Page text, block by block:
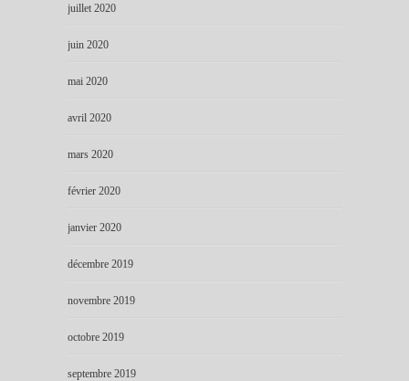
juillet 2020
juin 2020
mai 2020
avril 2020
mars 2020
février 2020
janvier 2020
décembre 2019
novembre 2019
octobre 2019
septembre 2019